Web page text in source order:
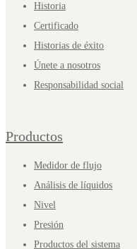
Historia
Certificado
Historias de éxito
Únete a nosotros
Responsabilidad social
Productos
Medidor de flujo
Análisis de líquidos
Nivel
Presión
Productos del sistema